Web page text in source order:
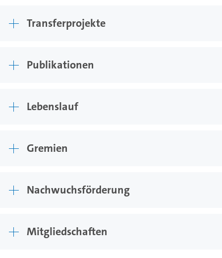
Transferprojekte
Publikationen
Lebenslauf
Gremien
Nachwuchsförderung
Mitgliedschaften